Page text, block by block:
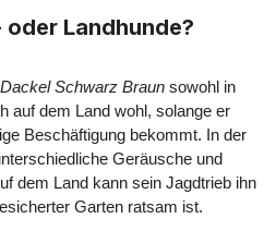
Landhunde?
Dackel Schwarz Braun sowohl in
auf dem Land wohl, solange er
Beschäftigung bekommt. In der
Geräusche und
dem Land kann sein Jagdtrieb ihn
Garten ratsam ist.